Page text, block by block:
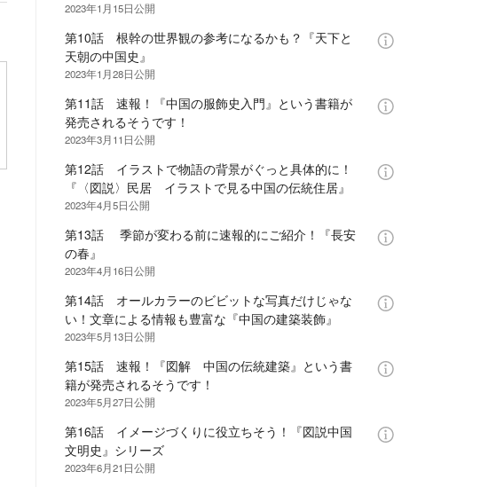
2023年1月15日公開
第10話 根幹の世界観の参考になるかも？『天下と
天朝の中国史』
2023年1月28日公開
第11話 速報！『中国の服飾史入門』という書籍が
発売されるそうです！
2023年3月11日公開
第12話 イラストで物語の背景がぐっと具体的に！
『〈図説〉民居 イラストで見る中国の伝統住居』
2023年4月5日公開
第13話 季節が変わる前に速報的にご紹介！『長安
の春』
2023年4月16日公開
第14話 オールカラーのビビットな写真だけじゃな
い！文章による情報も豊富な『中国の建築装飾』
2023年5月13日公開
第15話 速報！『図解 中国の伝統建築』という書
籍が発売されるそうです！
2023年5月27日公開
第16話 イメージづくりに役立ちそう！『図説中国
文明史』シリーズ
2023年6月21日公開